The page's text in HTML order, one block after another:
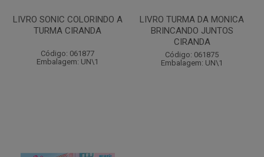
LIVRO SONIC COLORINDO A
TURMA CIRANDA
Código: 061877
Embalagem: UN\1
LIVRO TURMA DA MONICA
BRINCANDO JUNTOS
CIRANDA
Código: 061875
Embalagem: UN\1